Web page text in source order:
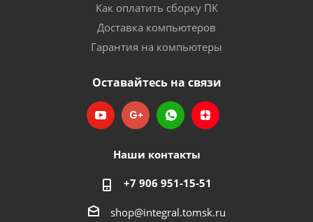
Как оплатить сборку ПК
Доставка компьютеров
Гарантия на компьютеры
Оставайтесь на связи
Наши контакты
+7 906 951-15-51
shop@integral.tomsk.ru